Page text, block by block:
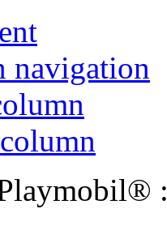
navigation
Playmobil®